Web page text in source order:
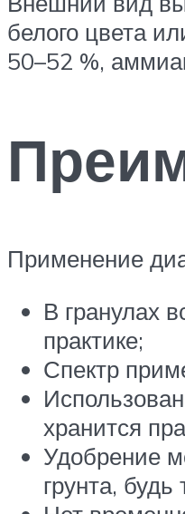
белого цвета
50–52 %,
Применение
В гранулах
практике;
Спектр
хранится
Удобрение
грунта,